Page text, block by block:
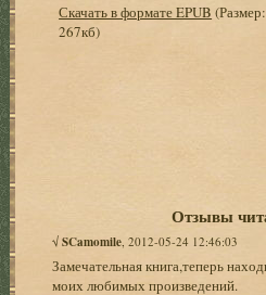
Скачать в формате EPUB (Размер:
267кб)
Отзывы
√SCamomile , 2012-05-24 12:46:03
Замечательная книга,теперь
моих любимых произведений.